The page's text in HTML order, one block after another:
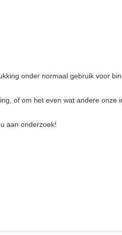
onder normaal gebruik voor
of om het even wat andere onze
aan onderzoek!